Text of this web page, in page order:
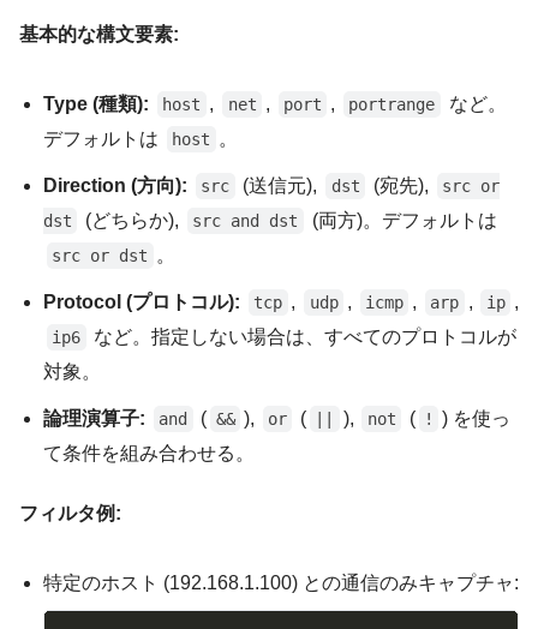
基本的な構文要素:
Type (種類): host , net , port , portrange
など。
デフォルトは
host 。
Direction (方向): src (送信元), dst (宛先),
src or
dst
(どちらか), src and dst (両方)。デフォルトは
src or dst 。
Protocol (プロトコル): tcp , udp , icmp , arp , ip ,
ip6
など。指定しない場合は、すべてのプロトコルが
対象。
論理演算子: and ( && ), or ( ), not ( !
) を使っ
て条件を組み合わせる。
フィルタ例:
特定のホスト (192.168.1.100) との通信のみキャプチャ: